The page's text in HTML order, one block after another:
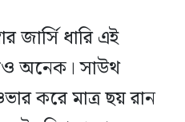
জার্সি ধারি এই
অনেক। সাউথ
করে মাত্র ছয় রান